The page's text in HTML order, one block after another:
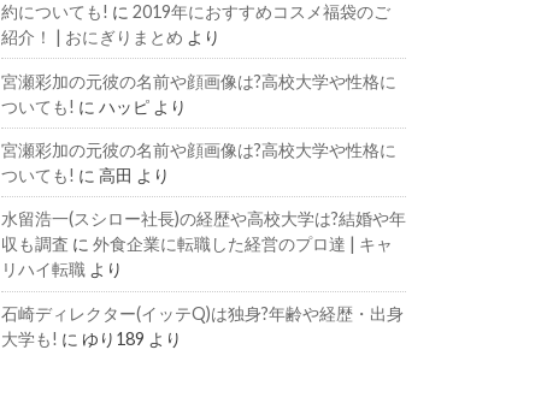
約についても! に 2019年におすすめコスメ福袋のご
紹介！ | おにぎりまとめ より
宮瀬彩加の元彼の名前や顔画像は?高校大学や性格に
ついても! に ハッピ より
宮瀬彩加の元彼の名前や顔画像は?高校大学や性格に
ついても! に 高田 より
水留浩一(スシロー社長)の経歴や高校大学は?結婚や年
収も調査 に 外食企業に転職した経営のプロ達 | キャ
リハイ転職 より
石崎ディレクター(イッテQ)は独身?年齢や経歴・出身
大学も! に ゆり189 より